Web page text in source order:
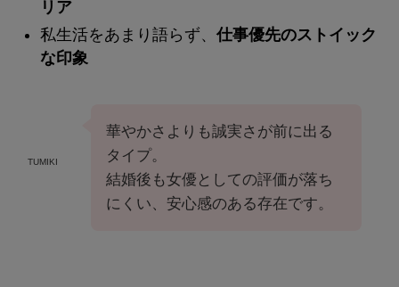
リア
私生活をあまり語らず、 仕事優先のストイック
な印象
TUMIKI
華やかさよりも誠実さが前に出る
タイプ。
結婚後も女優としての評価が落ち
にくい、安心感のある存在です。